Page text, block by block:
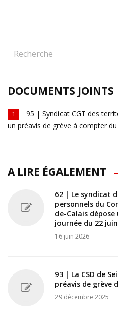
DOCUMENTS JOINTS
1
95 | Syndicat CGT des
un préavis de grève à compter
A LIRE ÉGALEMENT
62 | Le syndicat
personnels du
de-Calais
journée du 22
16 juin 2026
93 | La CSD de
préavis de grève
29 décembre 2025